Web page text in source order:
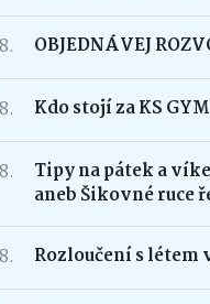
OBJEDNÁVEJ
Kdo stojí za KS
Tipy na pátek a
aneb Šikovné ruce
Rozloučení s létem